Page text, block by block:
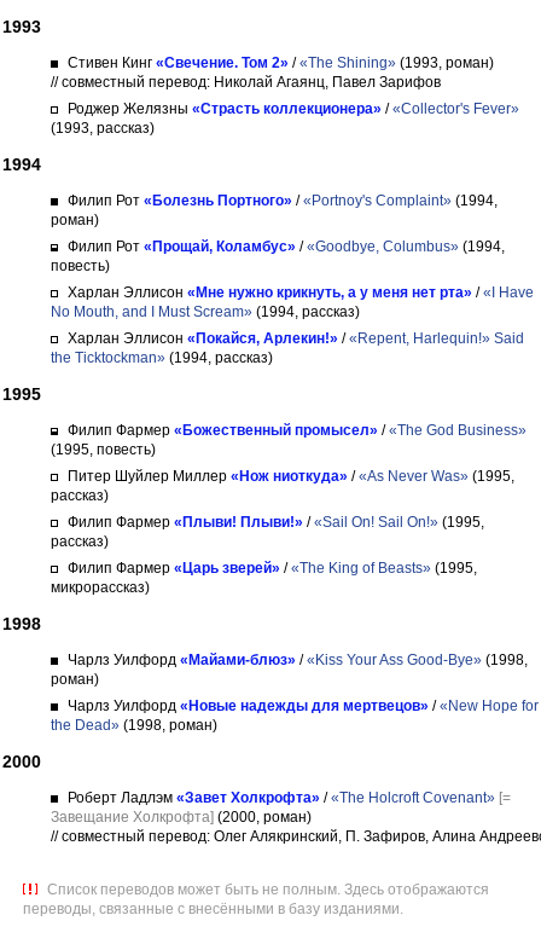
1993
Стивен Кинг «Свечение. Том 2» /«The Shining» (1993, роман)
// совместный перевод: Николай Агаянц, Павел Зарифов
Роджер Желязны «Страсть коллекционера» /«Collector's Fever»
(1993, рассказ)
1994
Филип Рот «Болезнь Портного» /«Portnoy's Complaint» (1994,
роман)
Филип Рот «Прощай, Коламбус» /«Goodbye, Columbus» (1994,
повесть)
Харлан Эллисон «Мне нужно крикнуть, а у меня нет рта» /«I Have
No Mouth, and I Must Scream» (1994, рассказ)
Харлан Эллисон «Покайся, Арлекин!» /«Repent, Harlequin!» Said
the Ticktockman» (1994, рассказ)
1995
Филип Фармер «Божественный промысел» /«The God Business»
(1995, повесть)
Питер Шуйлер Миллер «Нож ниоткуда» /«As Never Was» (1995,
рассказ)
Филип Фармер «Плыви! Плыви!» /«Sail On! Sail On!» (1995,
рассказ)
Филип Фармер «Царь зверей» /«The King of Beasts» (1995,
микрорассказ)
1998
Чарлз Уилфорд «Майами-блюз» /«Kiss Your Ass Good-Bye» (1998,
роман)
Чарлз Уилфорд «Новые надежды для мертвецов» /«New Hope for
the Dead» (1998, роман)
2000
Роберт Ладлэм «Завет Холкрофта» /«The Holcroft Covenant» [=
Завещание Холкрофта] (2000, роман)
// совместный перевод: Олег Алякринский, П. Зафиров, Алина
Список переводов может быть не полным. Здесь отображаются
переводы, связанные с внесёнными в базу изданиями.